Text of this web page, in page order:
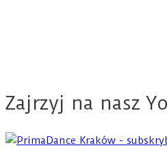
Zajrzyj na nasz